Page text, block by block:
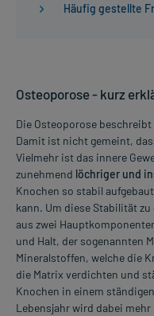
Häufig gestellte
Osteoporose - kurz
Die Osteoporose
Damit ist nicht gemeint,
Vielmehr ist das innere
zunehmend löchriger und
Knochen so stabil
kann. Um diese Stabilität
aus zwei
und Halt, der sogenannten
Mineralstoffen, welche die
die Matrix verdichten und
Knochen in einem
Lebensjahr wird dabei